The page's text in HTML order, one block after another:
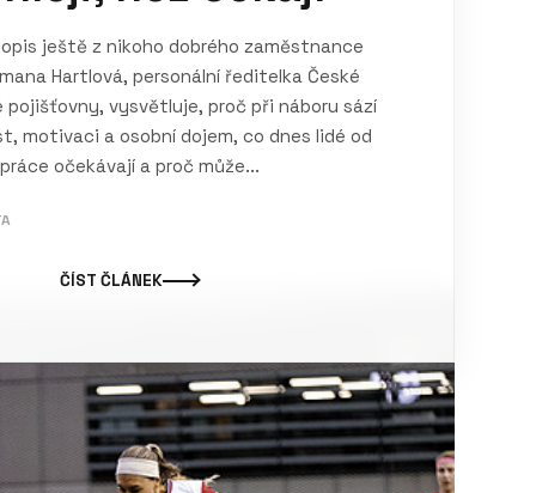
ještě z nikoho dobrého zaměstnance
Hartlová, personální ředitelka České
pojišťovny, vysvětluje, proč při náboru sází
motivaci a osobní dojem, co dnes lidé od
práce očekávají a proč může...
ČÍST ČLÁNEK